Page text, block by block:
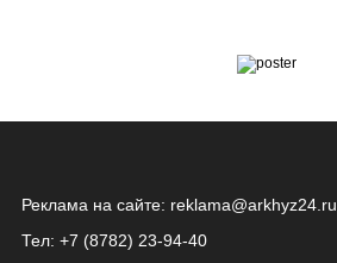
Реклама на сайте: reklama@arkhyz24.ru
Тел: +7 (8782) 23‑94‑40